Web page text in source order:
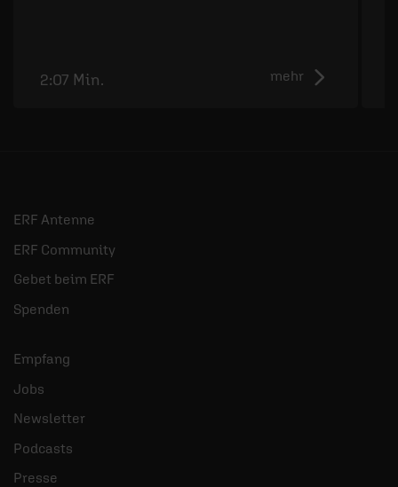
mehr
2:07 Min.
ERF Antenne
ERF Community
Gebet beim ERF
Spenden
Empfang
Jobs
Newsletter
Podcasts
Presse